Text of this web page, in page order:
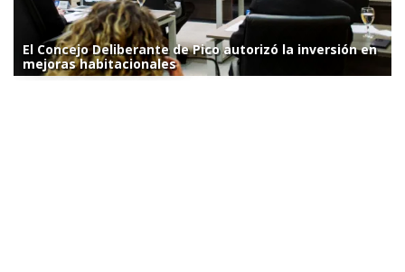
El Concejo Deliberante de Pico autorizó la inversión en
mejoras habitacionales